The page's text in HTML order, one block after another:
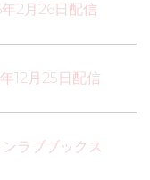
2月26日配信
12月25日配信
ラブブックス